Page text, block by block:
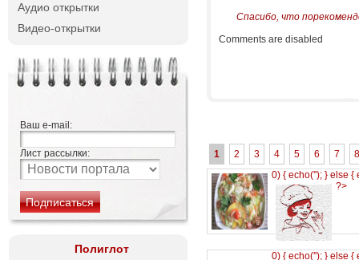
Аудио открытки
Видео-открытки
Ваш e-mail:
Лист рассылки:
Полиглот
Спасибо, что
Comments are disabled
1 2 3 4 5 6 7
8
0) { echo(''); } else {
?>
0) { echo(''); } else {